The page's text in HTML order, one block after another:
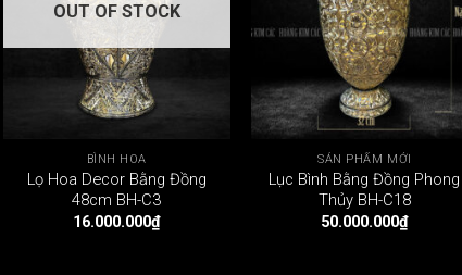
OUT OF STOCK
BÌNH HOA
Lọ Hoa Decor Bằng Đồng
48cm BH-C3
16.000.000₫
SẢN PHẨM MỚI
Lục Bình Bằng Đồng Phong
Thủy BH-C18
50.000.000₫